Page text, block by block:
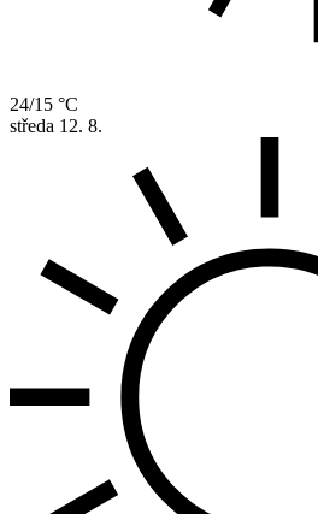
24/15 °C
středa 12. 8.